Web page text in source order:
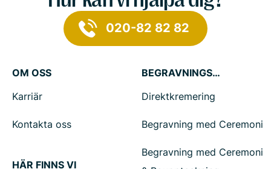
020-82 82 82
OM OSS
Karriär
Kontakta oss
HÄR FINNS VI
BEGRAVNINGSTJÄNSTER
Direktkremering
Begravning med Ceremoni
Begravning med Ceremoni